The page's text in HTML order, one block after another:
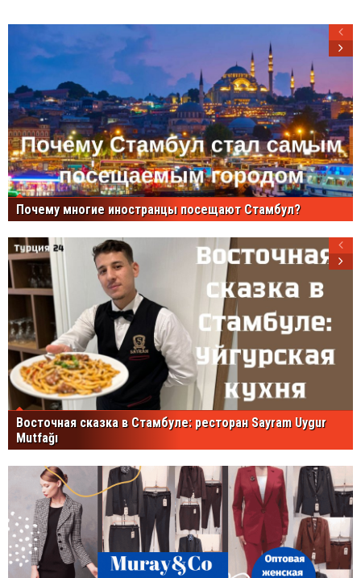
Почему многие иностранцы посещают Стамбул?
Восточная сказка в Стамбуле: ресторан Sayram Uygur
Mutfağı